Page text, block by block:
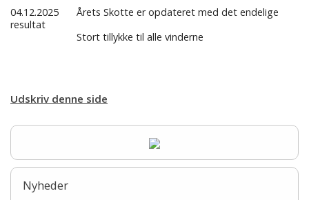
100th anniversary
04.12.2025
Årets Skotte er opdateret med det endelige
resultat
Stort tillykke til alle vinderne
Udskriv denne side
Nyheder